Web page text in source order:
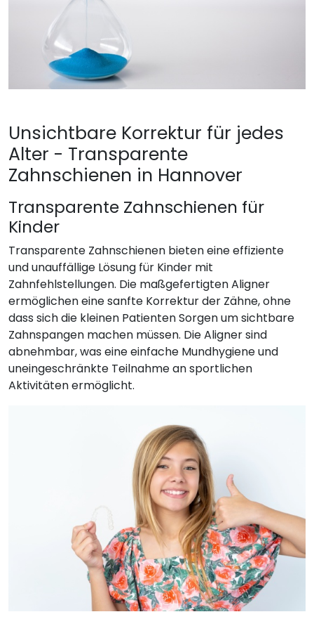
Unsichtbare Korrektur für jedes
Alter - Transparente
Zahnschienen in Hannover
Transparente Zahnschienen für
Kinder
Transparente Zahnschienen bieten eine effiziente
und unauffällige Lösung für Kinder mit
Zahnfehlstellungen. Die maßgefertigten Aligner
ermöglichen eine sanfte Korrektur der Zähne, ohne
dass sich die kleinen Patienten Sorgen um sichtbare
Zahnspangen machen müssen. Die Aligner sind
abnehmbar, was eine einfache Mundhygiene und
uneingeschränkte Teilnahme an sportlichen
Aktivitäten ermöglicht.